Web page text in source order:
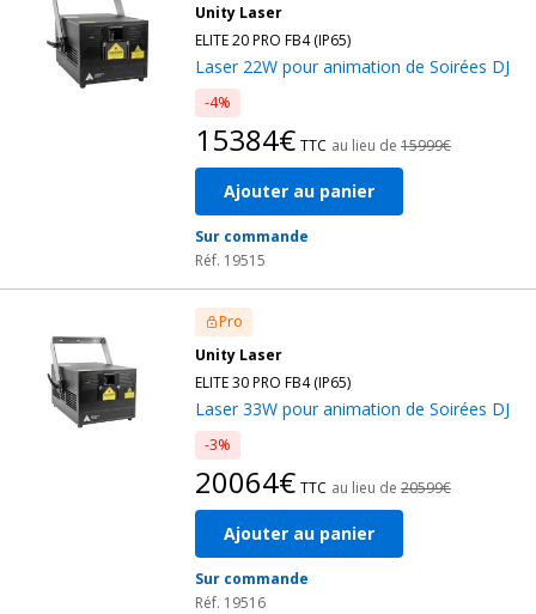
Unity Laser
ELITE 20 PRO FB4 (IP65)
Laser 22W pour animation de Soirées DJ
-4%
15384€ TTC au lieu de 15999€
Ajouter au panier
Sur commande
Réf. 19515
Pro
Unity Laser
ELITE 30 PRO FB4 (IP65)
Laser 33W pour animation de Soirées DJ
-3%
20064€ TTC au lieu de 20599€
Ajouter au panier
Sur commande
Réf. 19516